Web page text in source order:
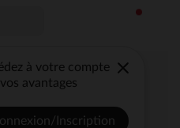
à votre compte
avantages
Inscription